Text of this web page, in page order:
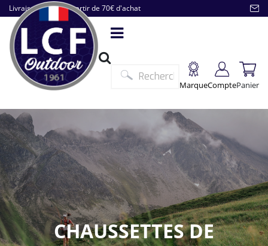
Livraison offerte à partir de 70€ d'achat
MarqueComptePanier
CHAUSSETTES DE